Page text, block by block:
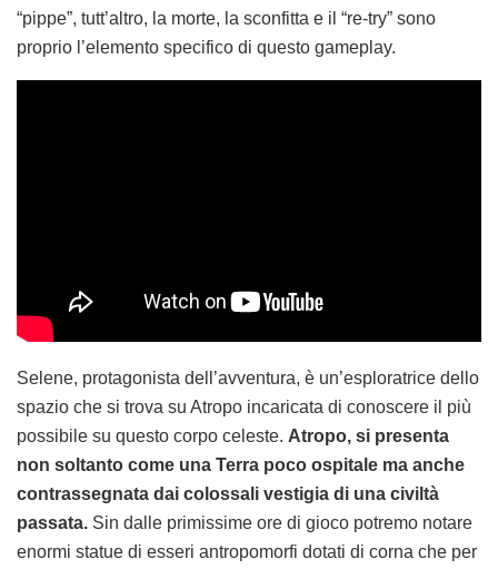
“pippe”, tutt’altro, la morte, la sconfitta e il “re-try” sono
proprio l’elemento specifico di questo gameplay.
Selene, protagonista dell’avventura, è un’esploratrice dello
spazio che si trova su Atropo incaricata di conoscere il più
possibile su questo corpo celeste. Atropo, si presenta
non soltanto come una Terra poco ospitale ma anche
contrassegnata dai colossali vestigia di una civiltà
passata. Sin dalle primissime ore di gioco potremo notare
enormi statue di esseri antropomorfi dotati di corna che per